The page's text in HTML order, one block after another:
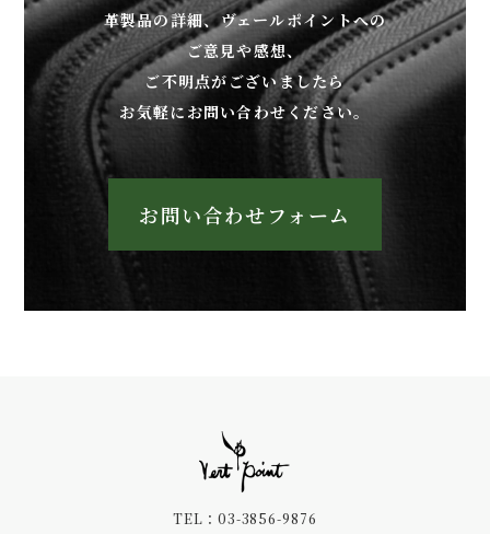
革製品の詳細、ヴェールポイントへの
ご意見や感想、
ご不明点がございましたら
お気軽にお問い合わせください。
お問い合わせフォーム
TEL：03-3856-9876